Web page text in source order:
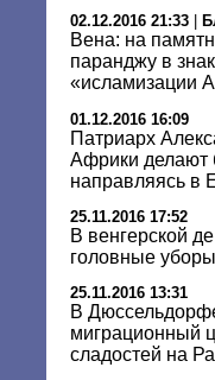
02.12.2016 21:33
Вена: на
паранджу в
«исламизации
01.12.2016 16:09
Патриарх
Африки делают
направляясь в
25.11.2016 17:52
В венгерской
головные
25.11.2016 13:31
В
миграционный
сладостей на